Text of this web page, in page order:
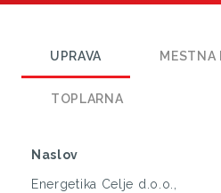
UPRAVA MESTNA
TOPLARNA
Naslov
Energetika Celje d.o.o.,